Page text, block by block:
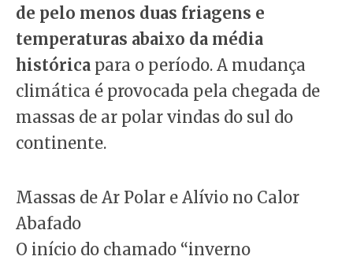
de pelo menos duas friagens e
temperaturas abaixo da média
histórica para o período. A mudança
climática é provocada pela chegada de
massas de ar polar vindas do sul do
continente.
Massas de Ar Polar e Alívio no Calor
Abafado
O início do chamado “inverno